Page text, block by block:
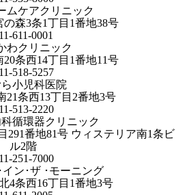
ムケアクリニック
森3条1丁目1番地38号
611-0001
わクリニック
条西14丁目1番地11号
518-5257
ら小児科医院
21条西13丁目2番地3号
513-2220
循環器クリニック
291番地81号 ウィステリア南1条ビ
ル2階
251-7000
イン･ザ ･モーニング
4条西16丁目1番地3号